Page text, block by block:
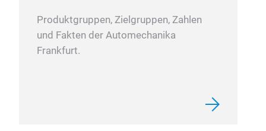
Produktgruppen, Zielgruppen, Zahlen
und Fakten der Automechanika
Frankfurt.